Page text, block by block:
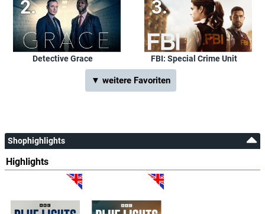
Detective Grace FBI: Special Crime Unit
▼ weitere Favoriten
Shophighlights
Highlights